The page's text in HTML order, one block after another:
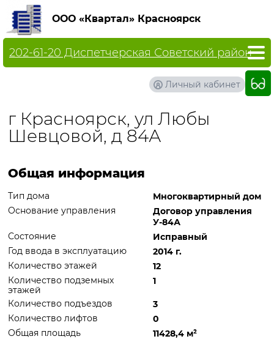
ООО «Квартал» Красноярск
202-61-20 Диспетчерская Советский район
Личный кабинет
г Красноярск, ул Любы
Шевцовой, д 84А
Общая информация
Тип дома
Многоквартирный дом
Основание управления
Договор управления
У-84А
Состояние
Исправный
Год ввода в эксплуатацию
2014 г.
Количество этажей
12
Количество подземных
этажей
1
Количество подъездов
3
Количество лифтов
0
Общая площадь
11428,4 м²